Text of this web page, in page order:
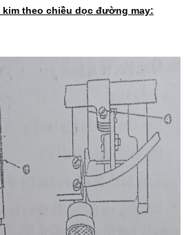
theo chiều dọc đường may: